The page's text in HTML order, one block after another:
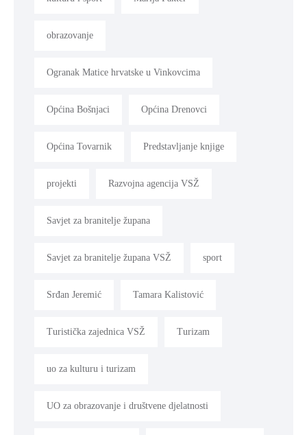
obrazovanje
Ogranak Matice hrvatske u Vinkovcima
Općina Bošnjaci Općina Drenovci
Općina Tovarnik Predstavljanje knjige
projekti Razvojna agencija VSŽ
Savjet za branitelje župana
Savjet za branitelje župana VSŽ sport
Srđan Jeremić Tamara Kalistović
Turistička zajednica VSŽ Turizam
uo za kulturu i turizam
UO za obrazovanje i društvene djelatnosti